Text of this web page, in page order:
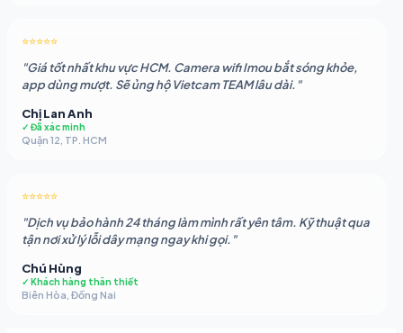
⭐⭐⭐⭐⭐
"Giá tốt nhất khu vực HCM. Camera wifi Imou bắt sóng khỏe,
app dùng mượt. Sẽ ủng hộ Vietcam TEAM lâu dài."
Chị Lan Anh
✓ Đã xác minh
Quận 12, TP. HCM
⭐⭐⭐⭐⭐
"Dịch vụ bảo hành 24 tháng làm mình rất yên tâm. Kỹ thuật qua
tận nơi xử lý lỗi dây mạng ngay khi gọi."
Chú Hùng
✓ Khách hàng thân thiết
Biên Hòa, Đồng Nai